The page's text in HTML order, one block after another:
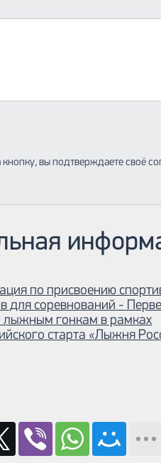
вы подтверждаете своё
по присвоению
для соревнований -
лыжным гонкам в рамках
старта «Лыжня